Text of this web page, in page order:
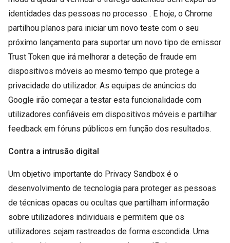
identidades das pessoas no processo . E hoje, o Chrome
partilhou planos para iniciar um novo teste com o seu
próximo lançamento para suportar um novo tipo de emissor
Trust Token que irá melhorar a deteção de fraude em
dispositivos móveis ao mesmo tempo que protege a
privacidade do utilizador. As equipas de anúncios do
Google irão começar a testar esta funcionalidade com
utilizadores confiáveis ​​em dispositivos móveis e partilhar
feedback em fóruns públicos em função dos resultados.
Contra a intrusão digital
Um objetivo importante do Privacy Sandbox é o
desenvolvimento de tecnologia para proteger as pessoas
de técnicas opacas ou ocultas que partilham informação
sobre utilizadores individuais e permitem que os
utilizadores sejam rastreados de forma escondida. Uma